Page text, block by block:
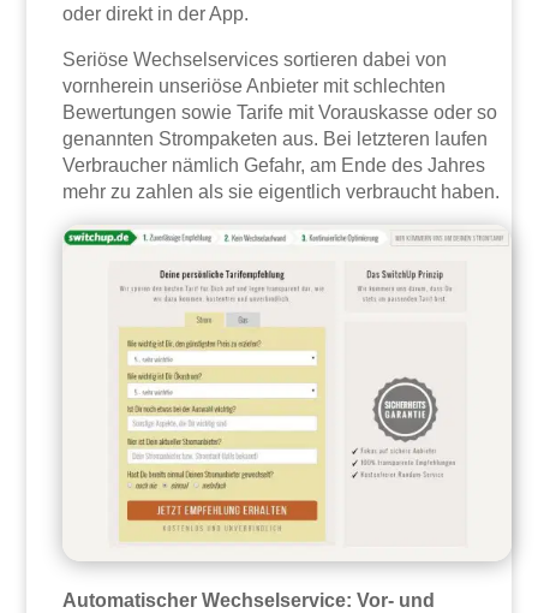
oder direkt in der App.
Seriöse Wechselservices sortieren dabei von
vornherein unseriöse Anbieter mit schlechten
Bewertungen sowie Tarife mit Vorauskasse oder so
genannten Strompaketen aus. Bei letzteren laufen
Verbraucher nämlich Gefahr, am Ende des Jahres
mehr zu zahlen als sie eigentlich verbraucht haben.
Automatischer Wechselservice: Vor- und